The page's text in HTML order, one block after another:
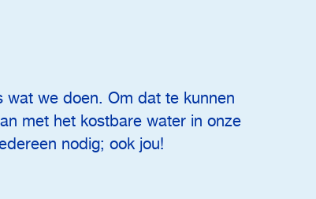
wat we doen. Om dat te kunnen
met het kostbare water in onze
nodig; ook jou!